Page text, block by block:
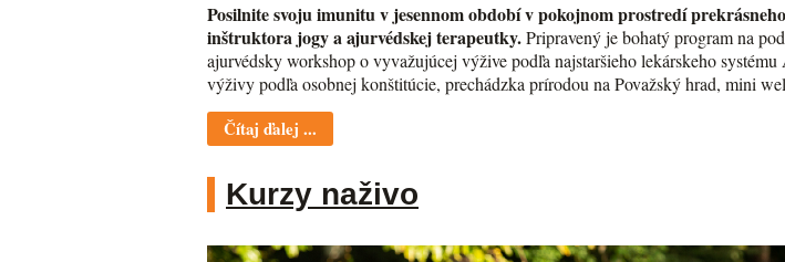
Posilnite svoju imunitu v jesennom období v pokojnom prostredí
inštruktora jogy a ajurvédskej terapeutky.Pripravený je bohatý program na
ajurvédsky workshop o vyvažujúcej výžive podľa najstaršieho lekárskeho
výživy podľa osobnej konštitúcie, prechádzka prírodou na Považský hrad, mini
Čítaj ďalej ...
Kurzy naživo